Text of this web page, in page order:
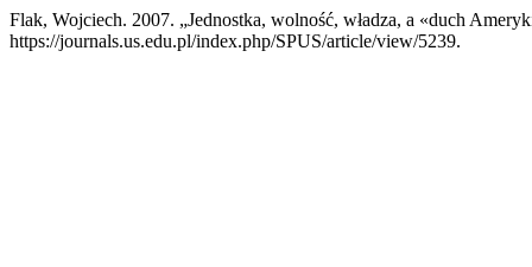
Flak, Wojciech. 2007. „Jednostka, wolność, władza, a «duch
https://journals.us.edu.pl/index.php/SPUS/article/view/5239.